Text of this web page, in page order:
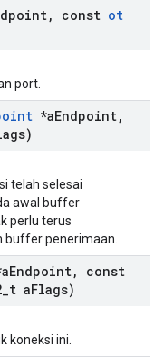
, const ot
port.
*aEndpoint,
telah selesai
awal buffer
perlu terus
penerimaan.
Endpoint,
const
t aFlags)
koneksi ini.